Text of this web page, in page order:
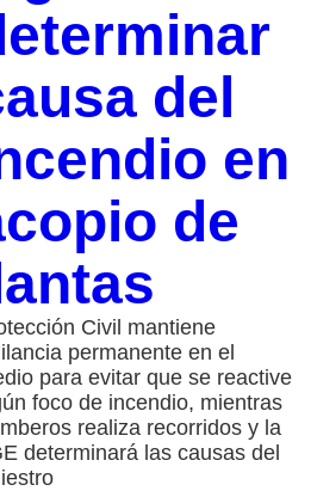
del
en
de
Civil mantiene
permanente en el
para evitar que se reactive
foco de incendio, mientras
realiza recorridos y la
determinará las causas del